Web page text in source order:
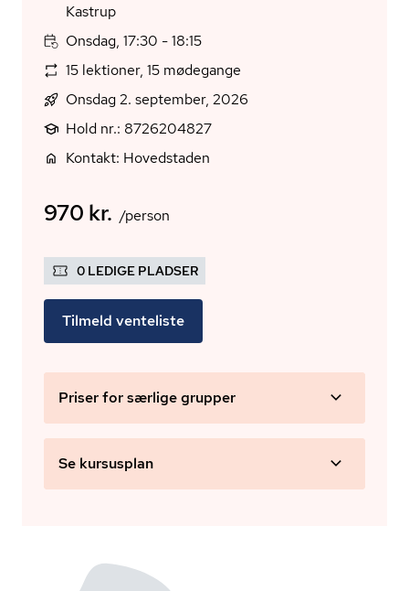
Kastrup
Onsdag, 17:30 - 18:15
15 lektioner, 15 mødegange
Onsdag 2. september, 2026
Hold nr.: 8726204827
Kontakt: Hovedstaden
970 kr. /person
0 LEDIGE PLADSER
Tilmeld venteliste
Priser for særlige grupper
Se kursusplan